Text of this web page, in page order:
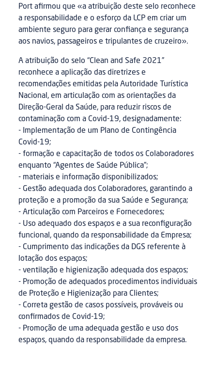
Port afirmou que «a atribuição deste selo reconhece
a responsabilidade e o esforço da LCP em criar um
ambiente seguro para gerar confiança e segurança
aos navios, passageiros e tripulantes de cruzeiro».
A atribuição do selo “Clean and Safe 2021”
reconhece a aplicação das diretrizes e
recomendações emitidas pela Autoridade Turística
Nacional, em articulação com as orientações da
Direção-Geral da Saúde, para reduzir riscos de
contaminação com a Covid-19, designadamente:
- Implementação de um Plano de Contingência
Covid-19;
- formação e capacitação de todos os Colaboradores
enquanto “Agentes de Saúde Pública”;
- materiais e informação disponibilizados;
- Gestão adequada dos Colaboradores, garantindo a
proteção e a promoção da sua Saúde e Segurança;
- Articulação com Parceiros e Fornecedores;
- Uso adequado dos espaços e a sua reconfiguração
funcional, quando da responsabilidade da Empresa;
- Cumprimento das indicações da DGS referente à
lotação dos espaços;
- ventilação e higienização adequada dos espaços;
- Promoção de adequados procedimentos individuais
de Proteção e Higienização para Clientes;
- Correta gestão de casos possíveis, prováveis ou
confirmados de Covid-19;
- Promoção de uma adequada gestão e uso dos
espaços, quando da responsabilidade da empresa.